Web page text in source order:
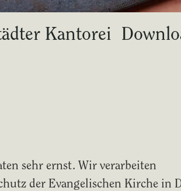
Kantorei
sehr ernst. Wir verarbeiten
der Evangelischen Kirche in